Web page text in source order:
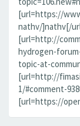
[url=https://
nathv/]nathv[/
[url=http://
hydrogen-
topic-at-
[url=http://
1/#comment-
[url=https://